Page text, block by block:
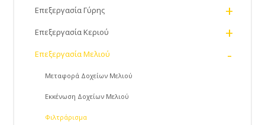
Επεξεργασία Γύρης +
Επεξεργασία Κεριού +
Επεξεργασία Μελιού -
Μεταφορά Δοχείων Μελιού
Εκκένωση Δοχείων Μελιού
Φιλτράρισμα